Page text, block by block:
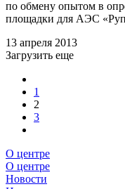
по обмену опытом в
площадки для АЭС
13 апреля 2013
Загрузить еще
1
2
3
О центре
О центре
Новости